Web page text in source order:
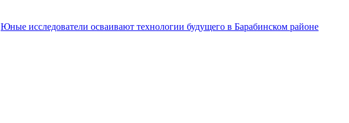
Юные исследователи осваивают технологии будущего в Барабинском районе